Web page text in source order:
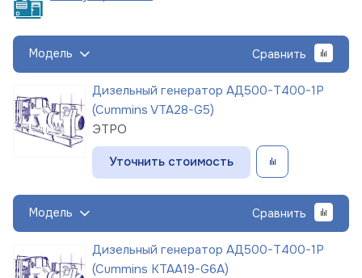
Модель Сравнить
Дизельный генератор АД500-Т400-1Р
(Cummins VTA28-G5)
ЭТРО
Уточнить стоимость
Модель Сравнить
Дизельный генератор АД500-Т400-1Р
(Cummins KTAA19-G6A)